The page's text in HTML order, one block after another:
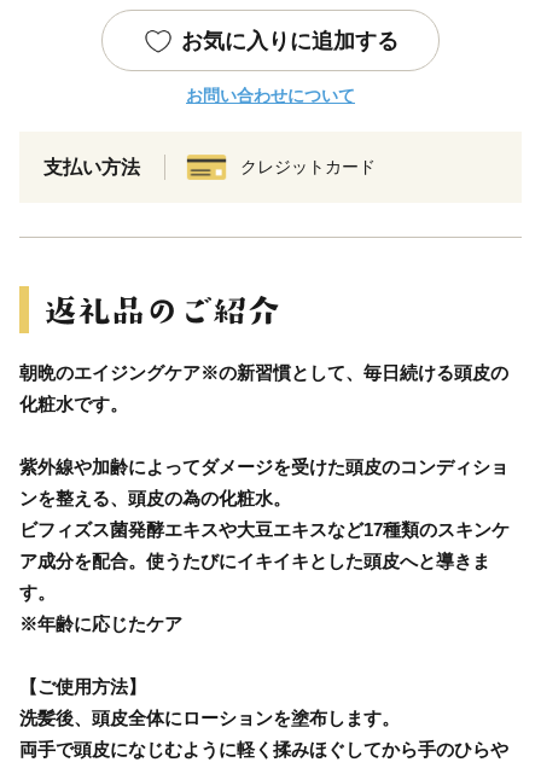
お気に入りに追加する
お問い合わせについて
支払い方法 クレジットカード
朝晩のエイジングケア※の新習慣として、毎日続ける頭皮の
化粧水です。
紫外線や加齢によってダメージを受けた頭皮のコンディショ
ンを整える、頭皮の為の化粧水。
ビフィズス菌発酵エキスや大豆エキスなど17種類のスキンケ
ア成分を配合。使うたびにイキイキとした頭皮へと導きま
す。
※年齢に応じたケア
【ご使用方法】
洗髪後、頭皮全体にローションを塗布します。
両手で頭皮になじむように軽く揉みほぐしてから手のひらや